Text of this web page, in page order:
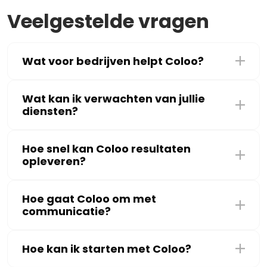
Veelgestelde vragen
Wat voor bedrijven helpt Coloo?
Wat kan ik verwachten van jullie
diensten?
Hoe snel kan Coloo resultaten
opleveren?
Hoe gaat Coloo om met
communicatie?
Hoe kan ik starten met Coloo?